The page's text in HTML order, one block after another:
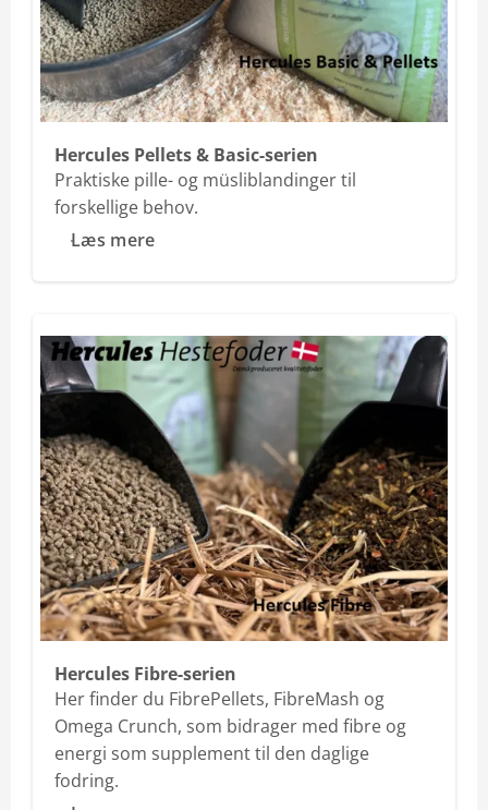
Hercules Pellets & Basic-serien
Praktiske pille- og müsliblandinger til
forskellige behov.
Læs mere
Hercules Fibre-serien
Her finder du FibrePellets, FibreMash og
Omega Crunch, som bidrager med fibre og
energi som supplement til den daglige
fodring.